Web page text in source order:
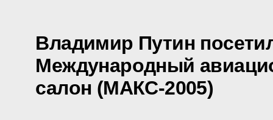
Владимир Путин
Международный
салон (МАКС-2005)